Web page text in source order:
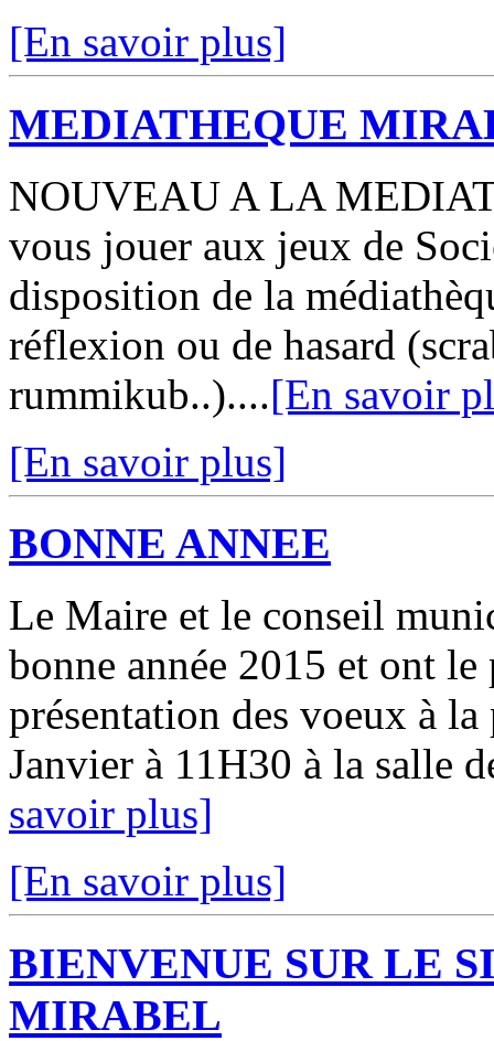
[En savoir plus]
MEDIATHEQUE
NOUVEAU A LA
vous jouer aux jeux de
disposition de la
réflexion ou de hasard
rummikub..)....[En savoir
[En savoir plus]
BONNE ANNEE
Le Maire et le conseil
bonne année 2015 et ont
présentation des voeux à
Janvier à 11H30 à la salle
savoir plus]
[En savoir plus]
BIENVENUE SUR LE
MIRABEL